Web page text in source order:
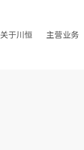
关于川恒 主营业务